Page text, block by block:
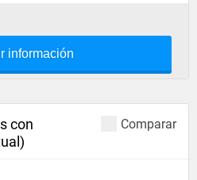
información
Comparar
con